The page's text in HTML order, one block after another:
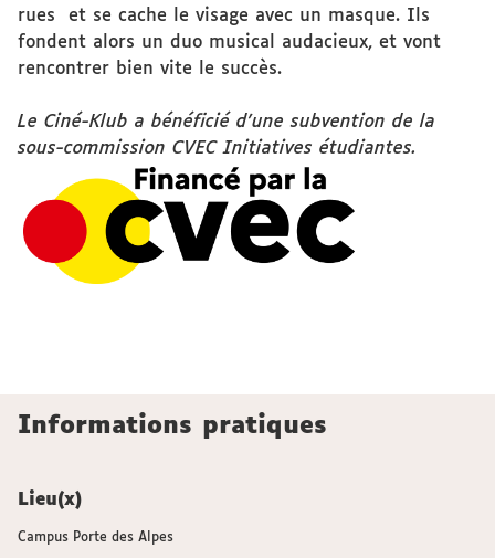
rues et se cache le visage avec un masque. Ils
fondent alors un duo musical audacieux, et vont
rencontrer bien vite le succès.
Le Ciné-Klub a bénéficié d'une subvention de la
sous-commission CVEC Initiatives étudiantes.
Informations pratiques
Lieu(x)
Campus Porte des Alpes